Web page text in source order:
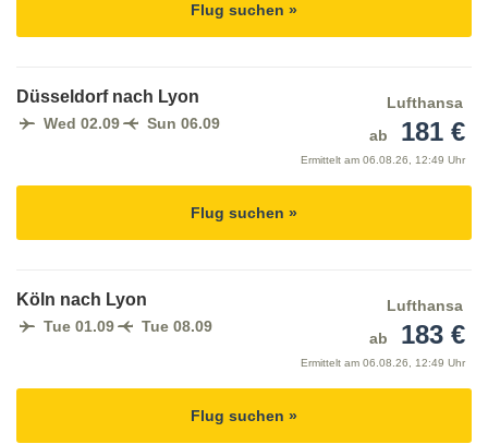
Flug suchen »
Düsseldorf nach Lyon
Wed 02.09 Sun 06.09
Lufthansa
ab
181 €
Ermittelt am 06.08.26, 12:49 Uhr
Flug suchen »
Köln nach Lyon
Tue 01.09 Tue 08.09
Lufthansa
ab
183 €
Ermittelt am 06.08.26, 12:49 Uhr
Flug suchen »